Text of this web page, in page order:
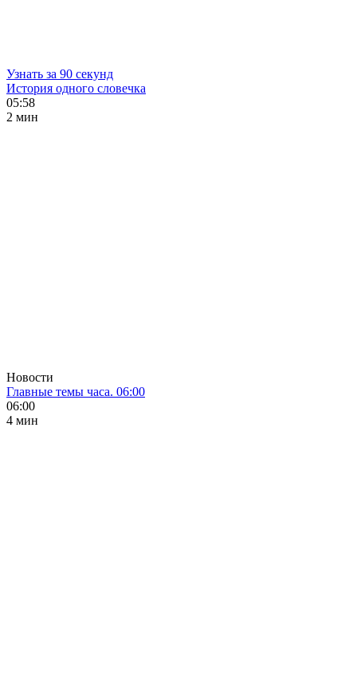
Узнать за 90 секунд
История одного словечка
05:58
2 мин
Новости
Главные темы часа. 06:00
06:00
4 мин